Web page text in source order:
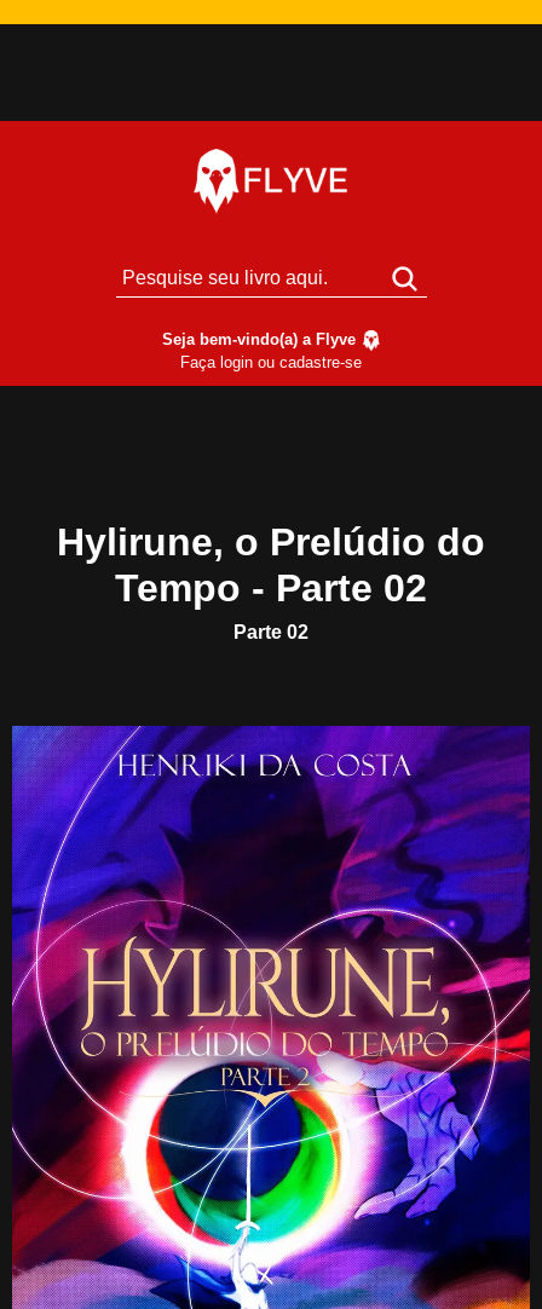
Seja bem-vindo(a) a Flyve
Faça login ou cadastre-se
Hylirune, o Prelúdio do
Tempo - Parte 02
Parte 02